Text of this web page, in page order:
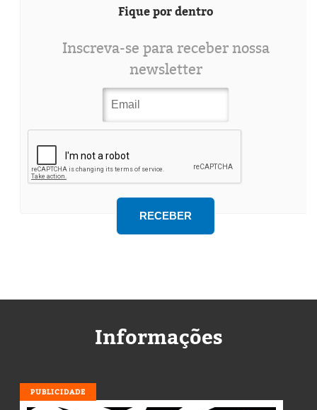
Fique por dentro
Inscreva-se para receber nossa
newsletter
Informações
PUBLICIDADE